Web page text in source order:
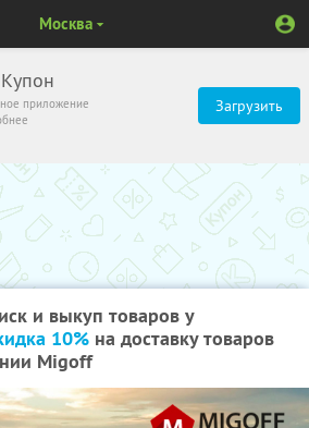
приложение
Загрузить
Москва
и выкуп товаров у
10% на доставку товаров
Migoff